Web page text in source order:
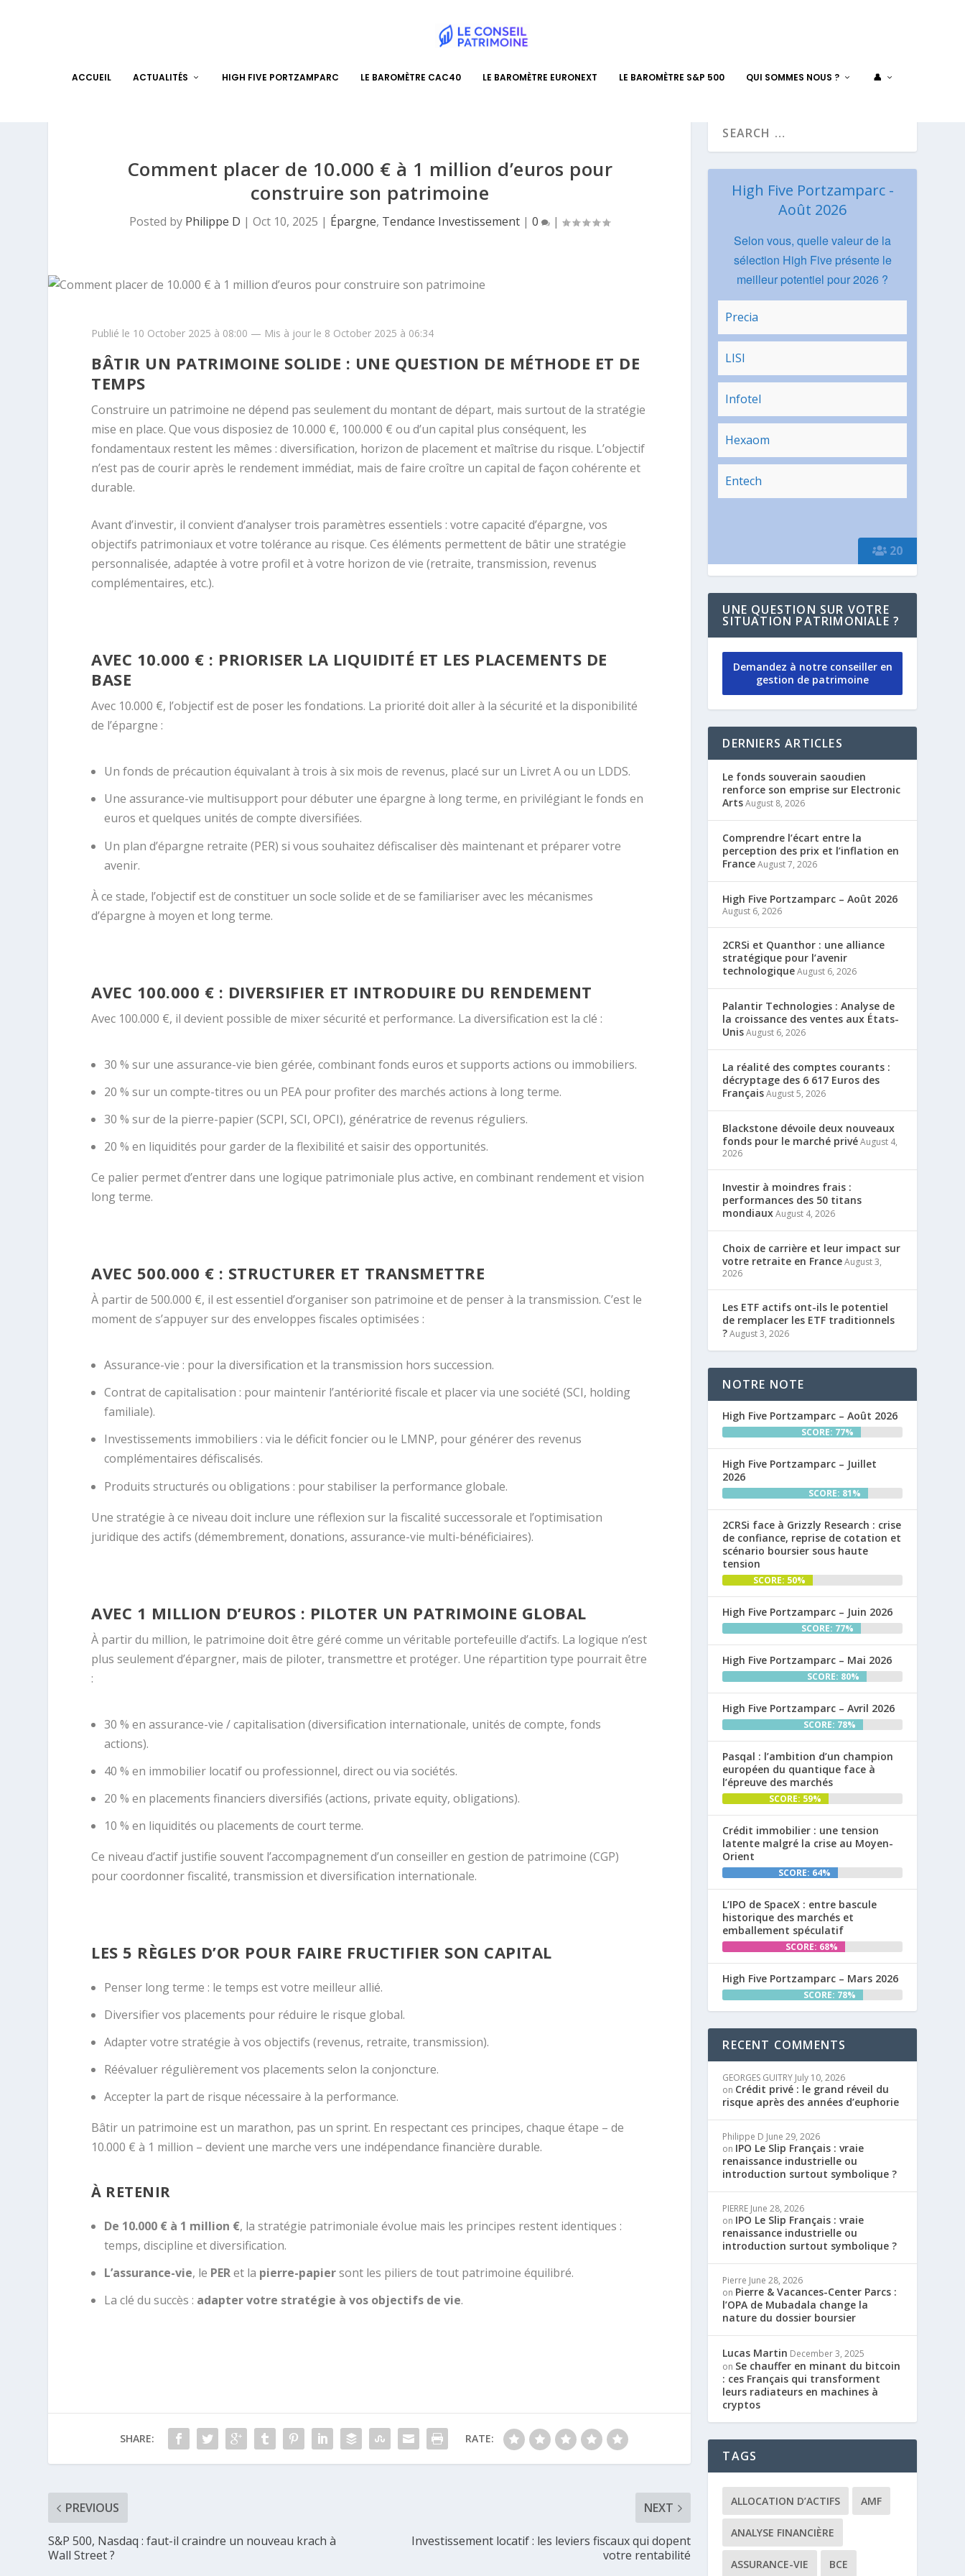
ACCUEIL ACTUALITÉS HIGH FIVE PORTZAMPARC LE BAROMÈTRE CAC40 LE BAROMÈTRE EURONEXT LE BAROMÈTRE S&P 500 QUI SOMMES NOUS ? 👤
Comment placer de 10.000 € à 1 million d’euros pour
construire son patrimoine
Posted by Philippe D |Oct 10, 2025 | Épargne, Tendance Investissement |0 |
Publié le 10 October 2025 à 08:00 — Mis à jour le 8 October 2025 à 06:34
BÂTIR UN PATRIMOINE SOLIDE : UNE QUESTION DE MÉTHODE ET DE
TEMPS
Construire un patrimoine ne dépend pas seulement du montant de départ, mais surtout de la stratégie
mise en place. Que vous disposiez de 10.000 €, 100.000 € ou d’un capital plus conséquent, les
fondamentaux restent les mêmes : diversification, horizon de placement et maîtrise du risque. L’objectif
n’est pas de courir après le rendement immédiat, mais de faire croître un capital de façon cohérente et
durable.
Avant d’investir, il convient d’analyser trois paramètres essentiels : votre capacité d’épargne, vos
objectifs patrimoniaux et votre tolérance au risque. Ces éléments permettent de bâtir une stratégie
personnalisée, adaptée à votre profil et à votre horizon de vie (retraite, transmission, revenus
complémentaires, etc.).
AVEC 10.000 € : PRIORISER LA LIQUIDITÉ ET LES PLACEMENTS DE
BASE
Avec 10.000 €, l’objectif est de poser les fondations. La priorité doit aller à la sécurité et la disponibilité
de l’épargne :
Un fonds de précaution équivalant à trois à six mois de revenus, placé sur un Livret A ou un LDDS.
Une assurance-vie multisupport pour débuter une épargne à long terme, en privilégiant le fonds en
euros et quelques unités de compte diversifiées.
Un plan d’épargne retraite (PER) si vous souhaitez défiscaliser dès maintenant et préparer votre
avenir.
À ce stade, l’objectif est de constituer un socle solide et de se familiariser avec les mécanismes
d’épargne à moyen et long terme.
AVEC 100.000 € : DIVERSIFIER ET INTRODUIRE DU RENDEMENT
Avec 100.000 €, il devient possible de mixer sécurité et performance. La diversification est la clé :
30 % sur une assurance-vie bien gérée, combinant fonds euros et supports actions ou immobiliers.
20 % sur un compte-titres ou un PEA pour profiter des marchés actions à long terme.
30 % sur de la pierre-papier (SCPI, SCI, OPCI), génératrice de revenus réguliers.
20 % en liquidités pour garder de la flexibilité et saisir des opportunités.
Ce palier permet d’entrer dans une logique patrimoniale plus active, en combinant rendement et vision
long terme.
AVEC 500.000 € : STRUCTURER ET TRANSMETTRE
À partir de 500.000 €, il est essentiel d’organiser son patrimoine et de penser à la transmission. C’est le
moment de s’appuyer sur des enveloppes fiscales optimisées :
Assurance-vie : pour la diversification et la transmission hors succession.
Contrat de capitalisation : pour maintenir l’antériorité fiscale et placer via une société (SCI, holding
familiale).
Investissements immobiliers : via le déficit foncier ou le LMNP, pour générer des revenus
complémentaires défiscalisés.
Produits structurés ou obligations : pour stabiliser la performance globale.
Une stratégie à ce niveau doit inclure une réflexion sur la fiscalité successorale et l’optimisation
juridique des actifs (démembrement, donations, assurance-vie multi-bénéficiaires).
AVEC 1 MILLION D’EUROS : PILOTER UN PATRIMOINE GLOBAL
À partir du million, le patrimoine doit être géré comme un véritable portefeuille d’actifs. La logique n’est
plus seulement d’épargner, mais de piloter, transmettre et protéger. Une répartition type pourrait être
:
30 % en assurance-vie / capitalisation (diversification internationale, unités de compte, fonds
actions).
40 % en immobilier locatif ou professionnel, direct ou via sociétés.
20 % en placements financiers diversifiés (actions, private equity, obligations).
10 % en liquidités ou placements de court terme.
Ce niveau d’actif justifie souvent l’accompagnement d’un conseiller en gestion de patrimoine (CGP)
pour coordonner fiscalité, transmission et diversification internationale.
LES 5 RÈGLES D’OR POUR FAIRE FRUCTIFIER SON CAPITAL
Penser long terme : le temps est votre meilleur allié.
Diversifier vos placements pour réduire le risque global.
Adapter votre stratégie à vos objectifs (revenus, retraite, transmission).
Réévaluer régulièrement vos placements selon la conjoncture.
Accepter la part de risque nécessaire à la performance.
Bâtir un patrimoine est un marathon, pas un sprint. En respectant ces principes, chaque étape – de
10.000 € à 1 million – devient une marche vers une indépendance financière durable.
À RETENIR
De 10.000 € à 1 million €, la stratégie patrimoniale évolue mais les principes restent identiques :
temps, discipline et diversification.
L’assurance-vie, le PERet la pierre-papiersont les piliers de tout patrimoine équilibré.
La clé du succès : adapter votre stratégie à vos objectifs de vie.
SHARE: RATE:
PREVIOUS
S&P 500, Nasdaq : faut-il craindre un nouveau krach à
Wall Street ?
NEXT
Investissement locatif : les leviers fiscaux qui dopent
votre rentabilité
20
High Five Portzamparc -
Août 2026
Selon vous, quelle valeur de la
sélection High Five présente le
meilleur potentiel pour 2026 ?
Precia
LISI
Infotel
Hexaom
Entech
UNE QUESTION SUR VOTRE
SITUATION PATRIMONIALE ?
Demandez à notre conseiller en
gestion de patrimoine
DERNIERS ARTICLES
Le fonds souverain saoudien
renforce son emprise sur Electronic
ArtsAugust 8, 2026
Comprendre l’écart entre la
perception des prix et l’inflation en
FranceAugust 7, 2026
High Five Portzamparc – Août 2026
August 6, 2026
2CRSi et Quanthor : une alliance
stratégique pour l’avenir
technologiqueAugust 6, 2026
Palantir Technologies : Analyse de
la croissance des ventes aux États-
UnisAugust 6, 2026
La réalité des comptes courants :
décryptage des 6 617 Euros des
FrançaisAugust 5, 2026
Blackstone dévoile deux nouveaux
fonds pour le marché privéAugust 4,
2026
Investir à moindres frais :
performances des 50 titans
mondiauxAugust 4, 2026
Choix de carrière et leur impact sur
votre retraite en FranceAugust 3,
2026
Les ETF actifs ont-ils le potentiel
de remplacer les ETF traditionnels
?August 3, 2026
NOTRE NOTE
High Five Portzamparc – Août 2026
SCORE: 77%
High Five Portzamparc – Juillet
2026
SCORE: 81%
2CRSi face à Grizzly Research : crise
de confiance, reprise de cotation et
scénario boursier sous haute
tension
SCORE: 50%
High Five Portzamparc – Juin 2026
SCORE: 77%
High Five Portzamparc – Mai 2026
SCORE: 80%
High Five Portzamparc – Avril 2026
SCORE: 78%
Pasqal : l’ambition d’un champion
européen du quantique face à
l’épreuve des marchés
SCORE: 59%
Crédit immobilier : une tension
latente malgré la crise au Moyen-
Orient
SCORE: 64%
L’IPO de SpaceX : entre bascule
historique des marchés et
emballement spéculatif
SCORE: 68%
High Five Portzamparc – Mars 2026
SCORE: 78%
RECENT COMMENTS
GEORGES GUITRY July 10, 2026
on Crédit privé : le grand réveil du
risque après des années d’euphorie
Philippe D June 29, 2026
on IPO Le Slip Français : vraie
renaissance industrielle ou
introduction surtout symbolique ?
PIERRE June 28, 2026
on IPO Le Slip Français : vraie
renaissance industrielle ou
introduction surtout symbolique ?
Pierre June 28, 2026
on Pierre & Vacances-Center Parcs :
l’OPA de Mubadala change la
nature du dossier boursier
Lucas Martin December 3, 2025
on Se chauffer en minant du bitcoin
: ces Français qui transforment
leurs radiateurs en machines à
cryptos
TAGS
ALLOCATION D’ACTIFS AMF
ANALYSE FINANCIÈRE
ASSURANCE-VIE BCE